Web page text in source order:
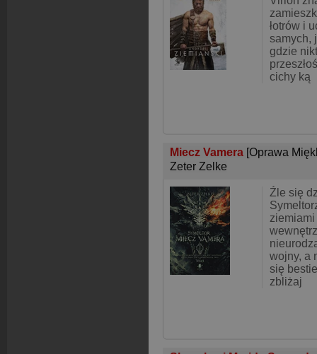
łotrów i
samych,
gdzie
cichy ką
Miecz Vamera [Oprawa
Zeter Zelke
Źle się
wojny, a
się
zbliżaj